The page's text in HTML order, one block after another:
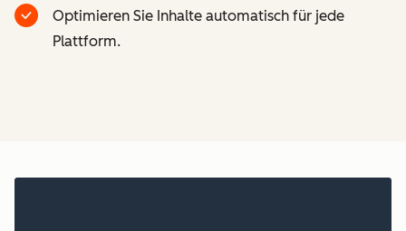
Optimieren Sie Inhalte automatisch für jede
Plattform.